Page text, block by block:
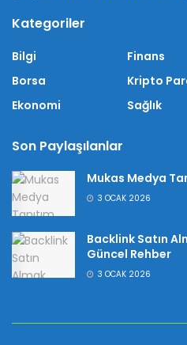
Kategoriler
Bilgi
Borsa
Ekonomi
Finans
Kripto
Sağlık
Son Paylaşılanlar
Mukas Medya
3 OCAK 2026
Backlink Satın
Güncel Rehber
3 OCAK 2026